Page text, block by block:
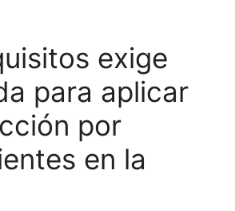
exige
para aplicar
por
en la